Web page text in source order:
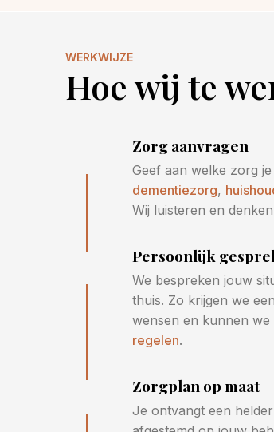
WERKWIJZE
Hoe wij te
Zorg aanvragen
Geef aan welke zorg
dementiezorg,
Wij luisteren en
Persoonlijk
We bespreken jouw
thuis. Zo krijgen we
wensen en kunnen we
regelen.
Zorgplan op maat
Je ontvangt een